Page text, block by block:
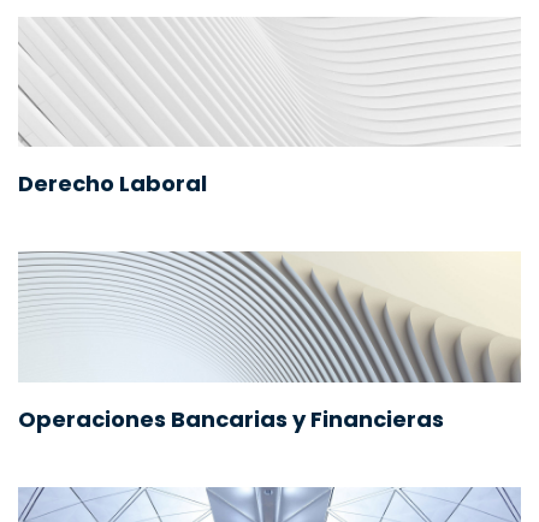
Derecho Laboral
Operaciones Bancarias y Financieras